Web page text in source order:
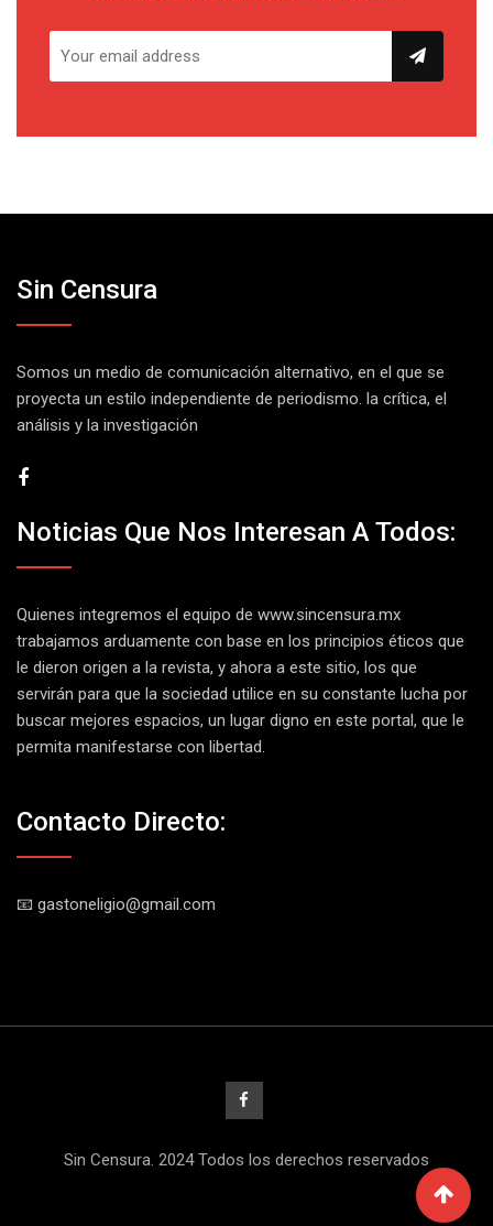
Sin Censura
Somos un medio de comunicación alternativo, en el que se
proyecta un estilo independiente de periodismo. la crítica, el
análisis y la investigación
Noticias Que Nos Interesan A Todos:
Quienes integremos el equipo de www.sincensura.mx
trabajamos arduamente con base en los principios éticos que
le dieron origen a la revista, y ahora a este sitio, los que
servirán para que la sociedad utilice en su constante lucha por
buscar mejores espacios, un lugar digno en este portal, que le
permita manifestarse con libertad.
Contacto Directo:
📧 gastoneligio@gmail.com
Sin Censura. 2024 Todos los derechos reservados